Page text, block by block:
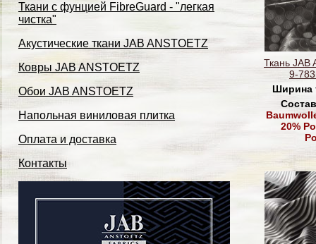
Ткани с фунцией FibreGuard - "легкая
чистка"
Акустические ткани JAB ANSTOETZ
Ковры JAB ANSTOETZ
Обои JAB ANSTOETZ
Напольная виниловая плитка
Оплата и доставка
Контакты
Ткань JAB
9-
Ширина
20%